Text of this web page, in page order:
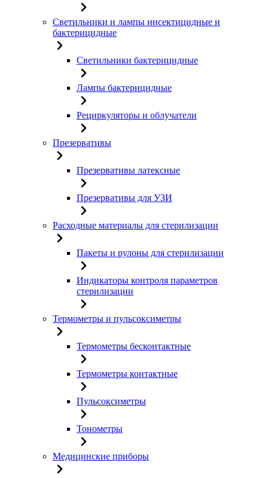
Светильники и лампы инсектицидные и
бактерицидные
Светильники бактерицидные
Лампы бактерицидные
Рециркуляторы и облучатели
Презервативы
Презервативы латексные
Презервативы для УЗИ
Расходные материалы для стерилизации
Пакеты и рулоны для стерилизации
Индикаторы контроля параметров
стерилизации
Термометры и пульсоксиметры
Термометры бесконтактные
Термометры контактные
Пульсоксиметры
Тонометры
Медицинские приборы